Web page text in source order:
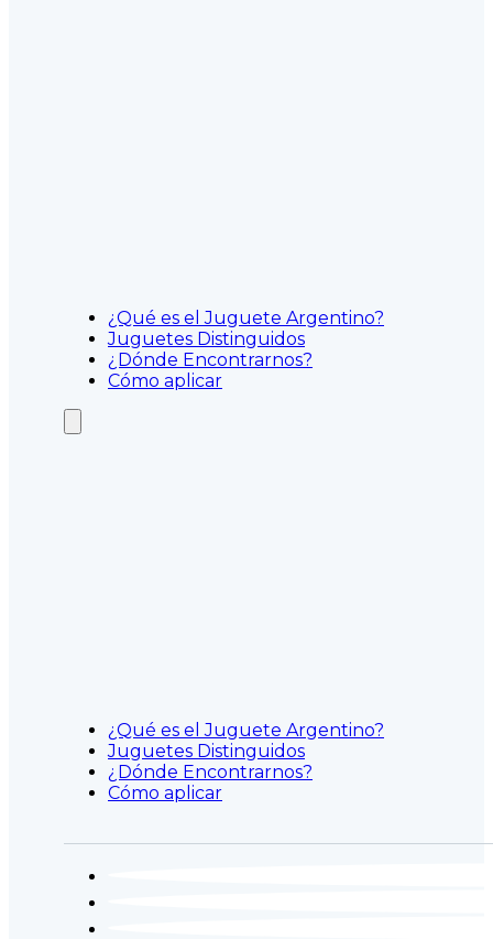
¿Qué es el Juguete Argentino?
Juguetes Distinguidos
¿Dónde Encontrarnos?
¿Qué es el Juguete Argentino?
Juguetes Distinguidos
¿Dónde Encontrarnos?